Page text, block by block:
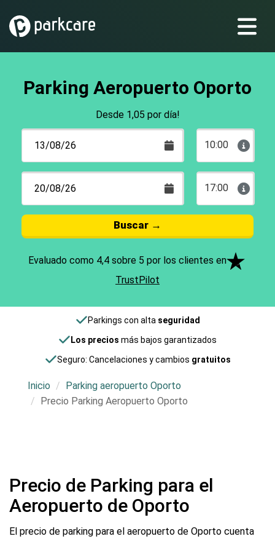
Parking Aeropuerto Oporto
Desde 1,05 por día!
10:00
17:00
Buscar →
Evaluado como 4,4 sobre 5 por los clientes en
TrustPilot
Parkings con alta seguridad
Los precios más bajos garantizados
Seguro: Cancelaciones y cambios gratuitos
Inicio
Parking aeropuerto Oporto
Precio Parking Aeropuerto Oporto
Precio de Parking para el
Aeropuerto de Oporto
El precio de parking para el aeropuerto de Oporto cuenta